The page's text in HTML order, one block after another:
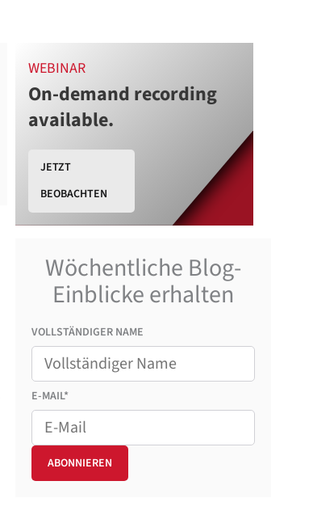
WEBINAR
On-demand recording
available.
JETZT
BEOBACHTEN
Wöchentliche Blog-
Einblicke erhalten
VOLLSTÄNDIGER NAME
E-MAIL*